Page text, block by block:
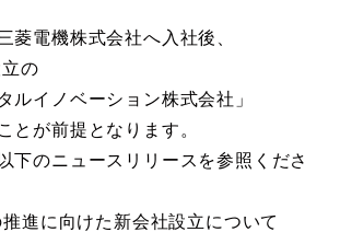
菱電機株式会社へ入社後、
の
ルイノベーション株式会社」
とが前提となります。
下のニュースリリースを参照くださ
進に向けた新会社設立について